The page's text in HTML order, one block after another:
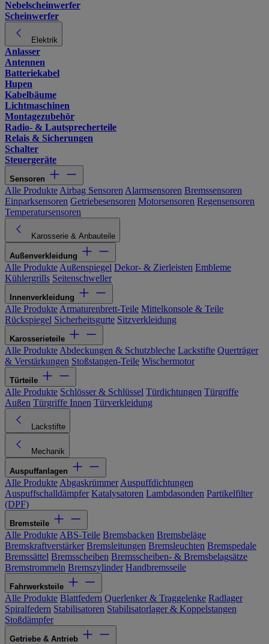
Nebelscheinwerfer
Scheinwerfer
Elektrik
Anlasser
Antennen
Batteriekabel
Hupen
Kabelbäume
Lichtmaschinen
Montagezubehör
Radio- & Lautsprecherteile
Relais & Sicherungen
Schalter
Steuergeräte
Sensoren
Alle Produkte Airbag Sensoren Alarmsensoren Bremssensoren
Einparksensoren Getriebesensoren Motorsensoren Regensensoren
Temperatursensoren
Karosserie & Anbauteile
Außenverkleidung
Alle Produkte Außenspiegel Dekor- & Zierleisten Embleme
Kühlergrills Seitenschweller
Innenverkleidung
Alle Produkte Armaturenbrett-Teile Mittelkonsole & Teile
Rückspiegel Sicherheitsgurte Sitzverkleidung
Karosserieteile
Alle Produkte Abdeckungen & Schutzbleche Lackstifte Querträger
& Verstärkungen Stoßstangen-Teile Wischermotor
Türteile
Alle Produkte Schlösser & Schlüssel Türdichtungen Türgriffe
Außen Türgriffe Innen Türverkleidung
Lackstifte
Mechanik
Auspuffanlagen
Alle Produkte Abgaskrümmer Auspuffdichtungen
Auspuffschalldämpfer Katalysatoren Lambdasonden Partikelfilter
(DPF)
Bremsteile
Alle Produkte ABS-Teile Bremsbacken Bremsbeläge
Bremskraftverstärker Bremsleitungen Bremsleuchten Bremspedale
Bremssättel Bremsscheiben Bremsscheiben- & Bremsbelagsätze
Bremstrommeln Bremszylinder Handbremsseile
Fahrwerksteile
Alle Produkte Blattfedern Querlenker & Traggelenke Radlager
Spiralfedern Stabilisatoren Stabilisatorlager & Koppelstangen
Stoßdämpfer
Getriebe & Antrieb